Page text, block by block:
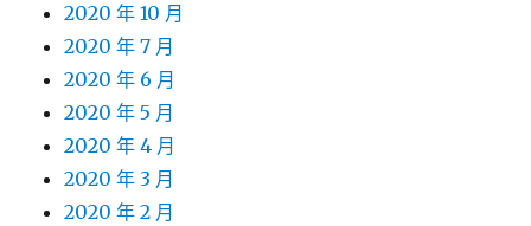
2020 年 10 月
2020 年 7 月
2020 年 6 月
2020 年 5 月
2020 年 4 月
2020 年 3 月
2020 年 2 月